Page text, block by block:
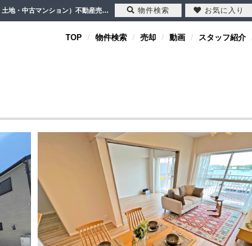
【完成物件】|インフォメーション | 川越市・坂戸市・鶴ヶ島市の不動産（新築一戸建て・中古戸建・土地・中古マンション）不動産売却はセンチュリー21クレド
TOP 物件検索 売却 動画 スタッフ紹介
物件検索 お気に入り